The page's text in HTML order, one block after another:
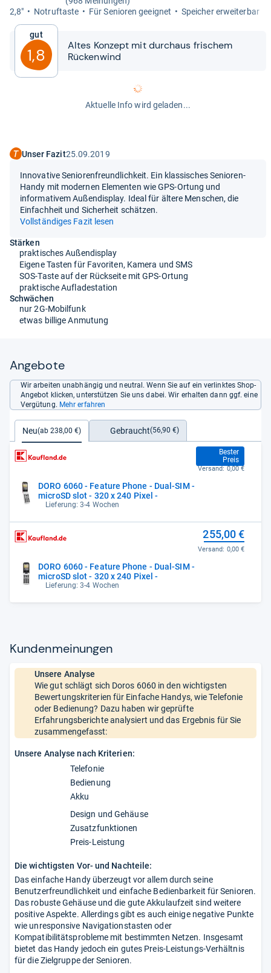
2,8"
Not­ruftaste Für Senio­ren geeig­net Spei­cher erweiter­bar
Gut
1,8
Altes Kon­zept mit durch­aus fri­schem
Rücken­wind
Aktuelle Info wird geladen...
Unser Fazit25.09.2019
Innovative Seniorenfreundlichkeit. Ein klassisches Senioren-
Handy mit modernen Elementen wie GPS-Ortung und
informativem Außendisplay. Ideal für ältere Menschen, die
Einfachheit und Sicherheit schätzen.
Vollständiges Fazit lesen
Stärken
praktisches Außendisplay
Eigene Tasten für Favoriten, Kamera und SMS
SOS-Taste auf der Rückseite mit GPS-Ortung
praktische Aufladestation
Schwächen
nur 2G-Mobilfunk
etwas billige Anmutung
Angebote
Wir arbeiten unabhängig und neutral. Wenn Sie auf ein verlinktes Shop-
Angebot klicken, unterstützen Sie uns dabei. Wir erhalten dann ggf. eine
Vergütung. Mehr erfahren
Neu(ab 238,00 €) Gebraucht(56,90 €)
DORO 6060 - Feature Phone - Dual-SIM -
microSD slot - 320 x 240 Pixel -
Lieferung: 3-4 Wochen
Bester
Preis
238,00 €
Versand: 0,00 €
DORO 6060 - Feature Phone - Dual-SIM -
microSD slot - 320 x 240 Pixel -
Lieferung: 3-4 Wochen
255,00 €
Versand: 0,00 €
Kun­den­mei­nun­gen
Unsere Analyse
Wie gut schlägt sich Doros 6060 in den wichtigsten
Bewertungskriterien für Einfache Handys, wie Telefonie
oder Bedienung? Dazu haben wir geprüfte
Erfahrungsberichte analysiert und das Ergebnis für Sie
zusammengefasst:
Unsere Analyse nach Kriterien:
Telefonie
Bedienung
Akku
Design und Gehäuse
Zusatzfunktionen
Preis-Leistung
Die wichtigsten Vor- und Nachteile:
Das einfache Handy überzeugt vor allem durch seine
Benutzerfreundlichkeit und einfache Bedienbarkeit für Senioren.
Das robuste Gehäuse und die gute Akkulaufzeit sind weitere
positive Aspekte. Allerdings gibt es auch einige negative Punkte
wie unresponsive Navigationstasten oder
Kompatibilitätsprobleme mit bestimmten Netzen. Insgesamt
bietet das Handy jedoch ein gutes Preis-Leistungs-Verhältnis
für die Zielgruppe der Senioren.